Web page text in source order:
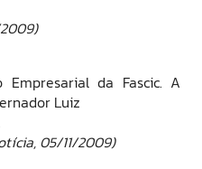
da Fascic. A
Luiz
05/11/2009)